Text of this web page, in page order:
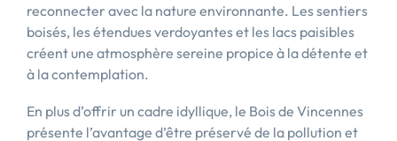
reconnecter avec la nature environnante. Les sentiers
boisés, les étendues verdoyantes et les lacs paisibles
créent une atmosphère sereine propice à la détente et
à la contemplation.
En plus d’offrir un cadre idyllique, le Bois de Vincennes
présente l’avantage d’être préservé de la pollution et